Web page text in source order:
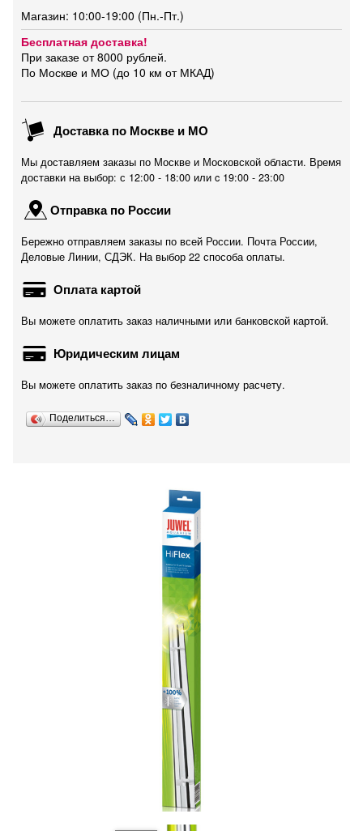
Магазин: 10:00-19:00 (Пн.-Пт.)
Бесплатная доставка!
При заказе от 8000 рублей.
По Москве и МО (до 10 км от МКАД)
Доставка по Москве и МО
Мы доставляем заказы по Москве и Московской области. Время
доставки на выбор: с 12:00 - 18:00 или c 19:00 - 23:00
Отправка по России
Бережно отправляем заказы по всей России. Почта России,
Деловые Линии, СДЭК. На выбор 22 способа оплаты.
Оплата картой
Вы можете оплатить заказ наличными или банковской картой.
Юридическим лицам
Вы можете оплатить заказ по безналичному расчету.
Поделиться…